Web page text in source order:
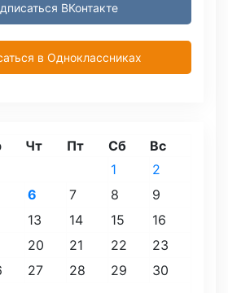
ВКонтакте
в Одноклассниках
Чт Пт Сб
Вс
1
2
6 7 8
9
13 14 15
16
20 21 22
23
27 28 29
30